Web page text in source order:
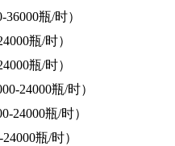
36000瓶/时）
瓶/时）
瓶/时）
24000瓶/时）
24000瓶/时）
24000瓶/时）